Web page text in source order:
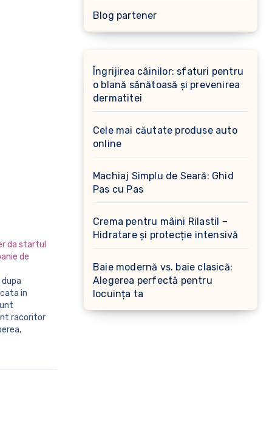
da startul
de
in
racoritor
Blog partener
Îngrijirea câinilor: sfaturi pentru
o blană sănătoasă și prevenirea
dermatitei
Cele mai căutate produse auto
online
Machiaj Simplu de Seară: Ghid
Pas cu Pas
Crema pentru mâini Rilastil –
Hidratare și protecție intensivă
Baie modernă vs. baie clasică:
Alegerea perfectă pentru
locuința ta